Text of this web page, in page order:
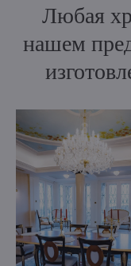
Любая
нашем